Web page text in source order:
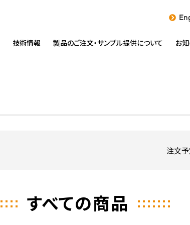
技術情報 製品のご注文・サンプル提供について お
注文
すべての商品